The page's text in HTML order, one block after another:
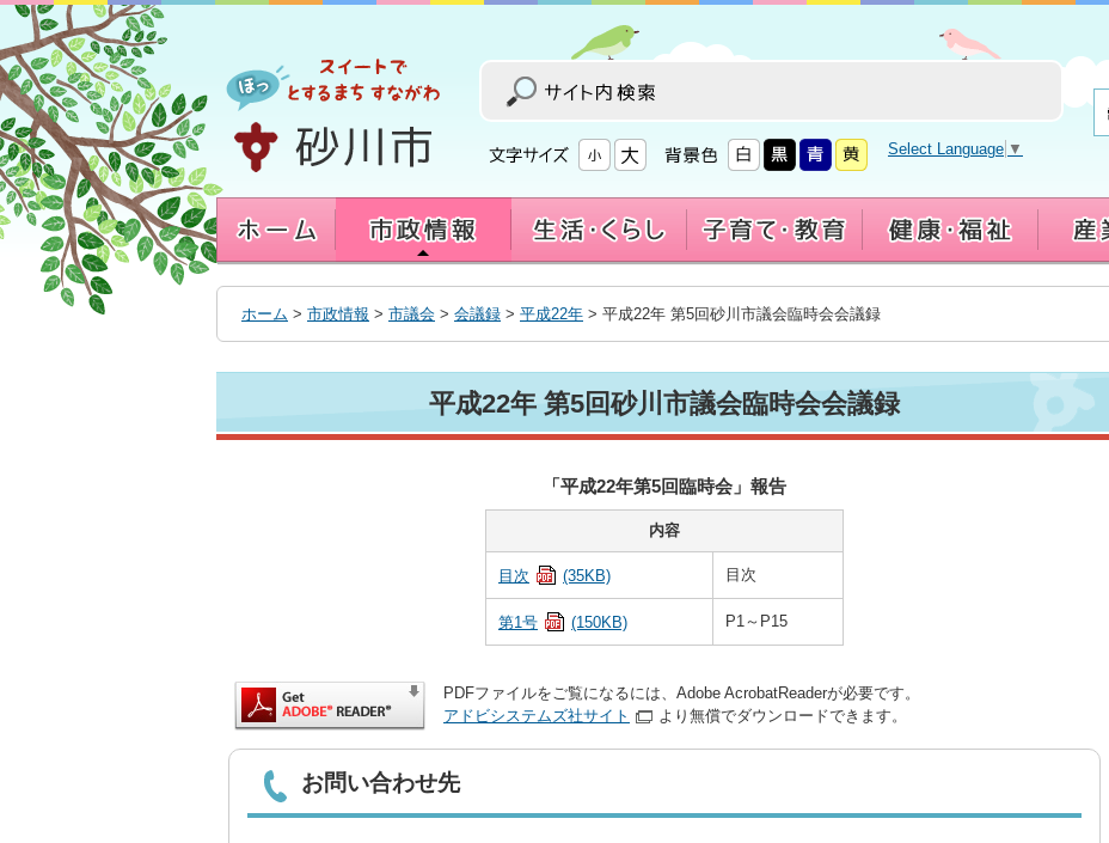
へ
移
動
す
る
Select Language ▼
ホーム > 市政情報 > 市議会 > 会議録 > 平成22年 > 平成22年 第5回砂川市議会臨時会会議録
平成22年 第5回砂川市議会臨時会会議録
「平成22年第5回臨時会」報告
内容
目次 (35KB) 目次
第1号 (150KB) P1～P15
PDFファイルをご覧になるには、Adobe AcrobatReaderが必要です。
アドビシステムズ社サイト
より無償でダウンロードできます。
お問い合わせ先